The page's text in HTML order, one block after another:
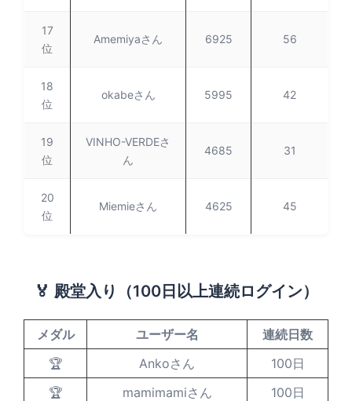
17
位
Amemiyaさん 6925 56
18
位
okabeさん 5995 42
19
位
VINHO-VERDEさ
ん
4685 31
20
位
Miemieさん 4625 45
🏅 殿堂入り（100日以上連続ログイン）
メダル ユーザー名
連続日数
🏆
Ankoさん
100日
🏆
mamimamiさん
100日